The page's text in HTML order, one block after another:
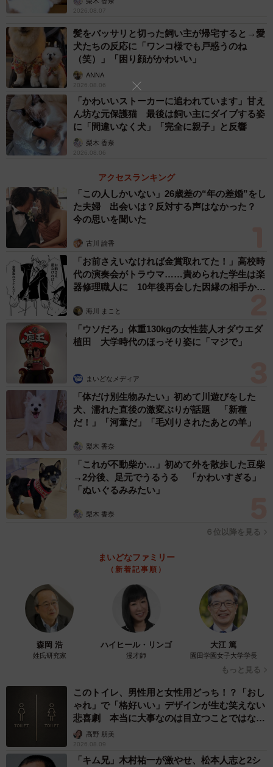
かもしれないという目星をつけて探しているのだと思いま
す」
—すぐには見つからず、少し戸惑っていたようですが。
「ゴムの色と毛の色が同じだったので、見えにくかったの
かもしれません」
ほにゃらら〜＝おあげさん（@oage_cat）提供
—ゴムを見つけたら嬉しそうにしていましたね。
「何でも飽きると放置しますが、ゴムで遊ぶのが大好きな
ので、投げて欲しい時は近くに持ってきます」
2026.08.07
髪をバッサリと切った飼い主が帰宅すると→愛
犬たちの反応に「ワンコ様でも戸惑うのね
（笑）」「困り顔がかわいい」
ANNA
2026.08.06
「かわいいストーカーに追われています」甘え
ん坊な元保護猫 最後は飼い主にダイブする姿
に「間違いなく犬」「完全に親子」と反響
梨木 香奈
2026.08.06
アクセスランキング
「この人しかいない」26歳差の“年の差婚”をし
た夫婦 出会いは？反対する声はなかった？
今の思いを聞いた
古川 諭香
「お前さえいなければ金賞取れてた！」高校時
代の演奏会がトラウマ……責められた学生は楽
器修理職人に 10年後再会した因縁の相手から
海川 まこと
「ウソだろ」体重130kgの女性芸人オダウエダ
植田 大学時代のほっそり姿に「マジで」
まいどなメディア
「体だけ別生物みたい」初めて川遊びをした
犬、濡れた直後の激変ぶりが話題 「新種
だ！」「河童だ」「毛刈りされたあとの羊」
梨木 香奈
「これが不動柴か…」初めて外を散歩した豆柴
→2分後、足元でうるうる 「かわいすぎる」
「ぬいぐるみみたい」
梨木 香奈
６位以降を見る
まいどなファミリー
（新着記事順）
森岡 浩
姓氏研究家
ハイヒール・リンゴ
漫才師
大江 篤
園田学園女子大学学長
もっと見る
このトイレ、男性用と女性用どっち！？「おし
ゃれ」で「格好いい」デザインが生む笑えない
悲喜劇 本当に大事なのは目立つことではな
く…高野 朋美
2026.08.09
「キム兄」木村祐一が激やせ、松本人志と2シ